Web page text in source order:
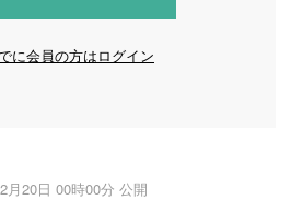
に会員の方はログイン
月20日 00時00分 公開